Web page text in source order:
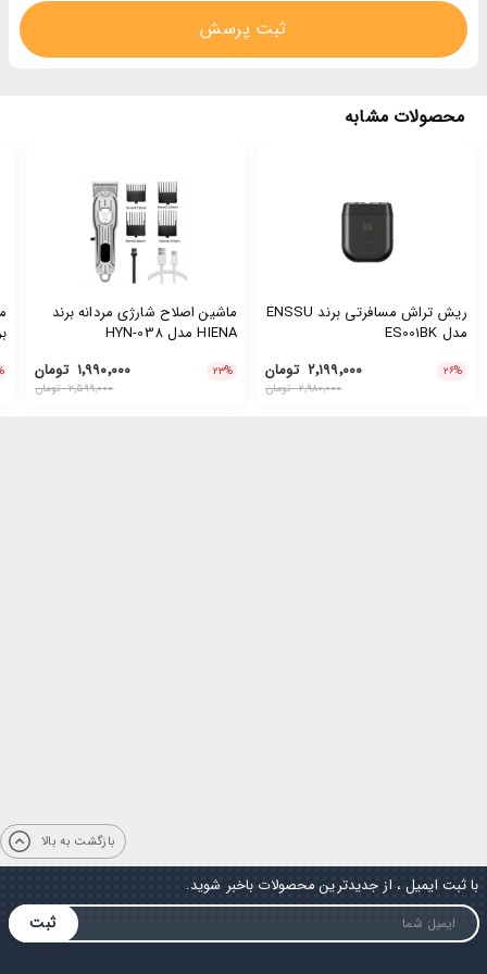
ثبت پرسش
محصولات مشابه
ریش تراش مسافرتی برند ENSSU
مدل ES001BK
۲۶% ۲٬۱۹۹٬۰۰۰ تومان
۲٬۹۸۰٬۰۰۰تومان
ماشین اصلاح شارژی مردانه برند
HIENA مدل HYN-038
۲۳% ۱٬۹۹۰٬۰۰۰ تومان
۲٬۵۹۹٬۰۰۰تومان
بازگشت به بالا
با ثبت ایمیل ، از جدیدترین محصولات باخبر شوید.
ثبت